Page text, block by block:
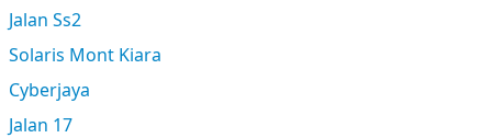
Jalan Ss2
Solaris Mont Kiara
Cyberjaya
Jalan 17